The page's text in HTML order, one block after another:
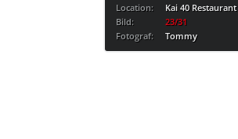
Location:
Kai 40 Restaurant
Bild:
23/31
Fotograf:
Tommy